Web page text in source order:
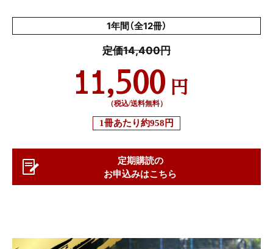
1年間（全12冊）
定価14,400円
11,500 円
（税込/送料無料）
1冊あたり約958円
定期購読の
お申込みはこちら